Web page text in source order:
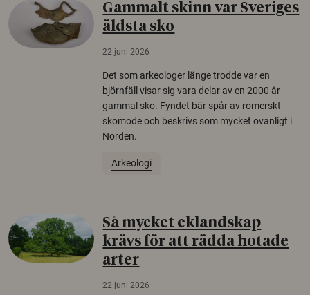
Gammalt skinn var Sveriges
äldsta sko
22 juni 2026
Det som arkeologer länge trodde var en
björnfäll visar sig vara delar av en 2000 år
gammal sko. Fyndet bär spår av romerskt
skomode och beskrivs som mycket ovanligt i
Norden.
Arkeologi
Så mycket eklandskap
krävs för att rädda hotade
arter
22 juni 2026